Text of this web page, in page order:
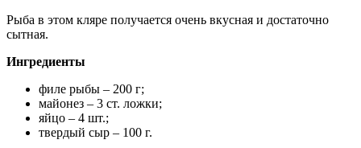
Рыба в этом кляре получается очень вкусная и достаточно
сытная.
Ингредиенты
филе рыбы – 200 г;
майонез – 3 ст. ложки;
яйцо – 4 шт.;
твердый сыр – 100 г.